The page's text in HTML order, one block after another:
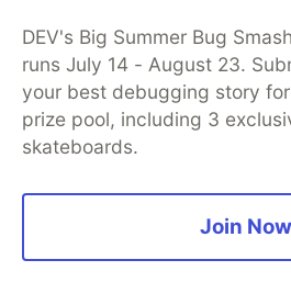
[role_assignment
g, alice, admin
g, bob, user
Nesta política, oadmintem
e ouserà rota
atribuído ao papel deadmin,
DEV's Big Summer Bug
runs July 14 - August 23.
your best debugging story
prize pool, including 3
skateboards.
Join Now